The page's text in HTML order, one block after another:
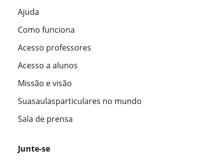
Ajuda
Como funciona
Acesso professores
Acesso a alunos
Missão e visão
Suasaulasparticulares no mundo
Sala de prensa
Junte-se